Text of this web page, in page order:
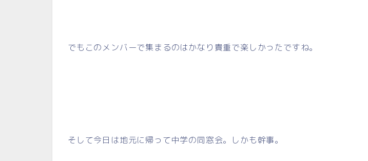
でもこのメンバーで集まるのはかなり貴重で楽しかったですね。
そして今日は地元に帰って中学の同窓会。しかも幹事。